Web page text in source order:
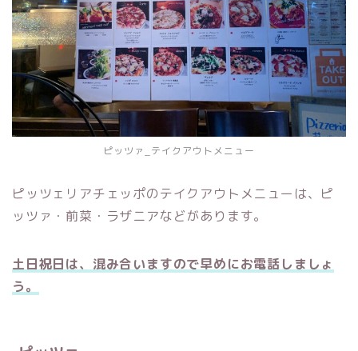
ピッツァ_テイクアウトメニュー
ピッツェリアチェッポのテイクアウトメニューは、ピ
ッツァ・前菜・ラザニアなどがあります。
土日祝日は、混み合いますので早めにお電話しましょ
う。